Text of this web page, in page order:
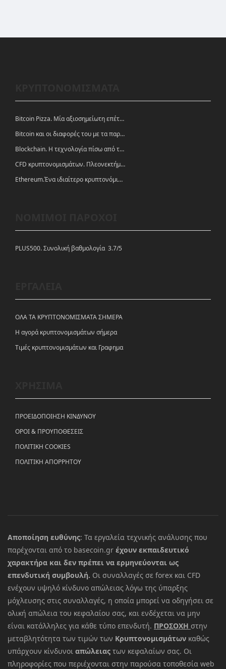
Bitcoin Pizza. Μία αξιοσημείωτη επέτειος.
Bitcoin και οι διαφορές του με τα παραδοσιακά νομίσματα
Blockchain. Η τεχνολογία πίσω από τα κρυπτονομίσματα
CFD κρυπτονομισμάτων. Πλεονεκτήματα και ευκαιρίες
Ethereum.Ένα ιδιαίτερο κρυπτονόμισμα-πλατφόρμα
PLUS500. Συνολική βαθμολογία 3.7/5
ΟΛΑ ΤΑ ΚΡΥΠΤΟΝΟΜΙΣΜΑΤΑ ΣΗΜΕΡΑ
Η αγορά κρυπτονομισμάτων σήμερα
Tιμές κρυπτονομισμάτων και Γραφημα
ΠΡΟΕΙΔΟΠΟΙΗΣΗ ΚΙΝΔΥΝΟΥ
ΟΡΟΙ & ΠΡΟΥΠΟΘΕΣΕΙΣ
ΠΟΛΙΤΙΚΗ COOKIES
ΠΟΛΙΤΙΚΗ ΑΠΟΡΡΗΤΟΥ
Αποποίηση ευθύνης: Τα εργαλεία τεχνικής ανάλυσης που
παρέχονται από το basecoin.gr έχουν εκπαιδευτικό
χαρακτήρα και δεν πρέπει να ερμηνεύονται ως
επενδυτική συμβουλή. Οι συναλλαγές σε forex και CFD
ενέχουν υψηλό κίνδυνο απώλειας λόγω της ύπαρξης
μόχλευσης στις συναλλαγές, η οποία μπορεί να οδηγήσει σε
ολική απώλεια του κεφαλαίου σας, και ενδέχεται να μην
είναι κατάλληλες για κάθε τύπο επενδυτή. ΠΡΟΣΟΧΗ στην
μεταβλητότητα των τιμών των Κρυπτονομισμάτων καθώς
υπάρχουν κίνδυνοι απώλειας των κεφαλαίων σας. Οι
πληροφορίες που περιέχονται στην παρούσα τοποθεσία web